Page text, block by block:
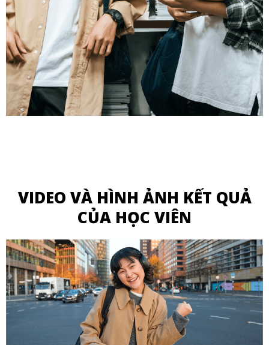
VIDEO VÀ HÌNH ẢNH KẾT QUẢ
CỦA HỌC VIÊN